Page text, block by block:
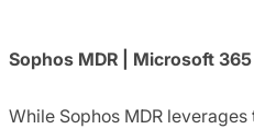
Sophos MDR | Microsoft
While Sophos MDR